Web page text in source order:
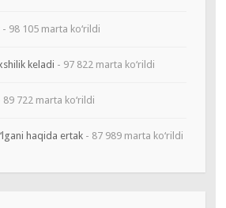
- 98 105 marta ko‘rildi
keladi - 97 822 marta ko‘rildi
89 722 marta ko‘rildi
haqida ertak- 87 989 marta ko‘rildi